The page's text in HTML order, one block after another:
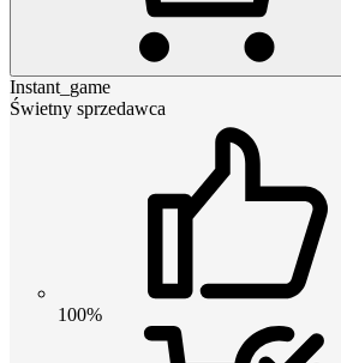
Instant_game
Świetny sprzedawca
100%